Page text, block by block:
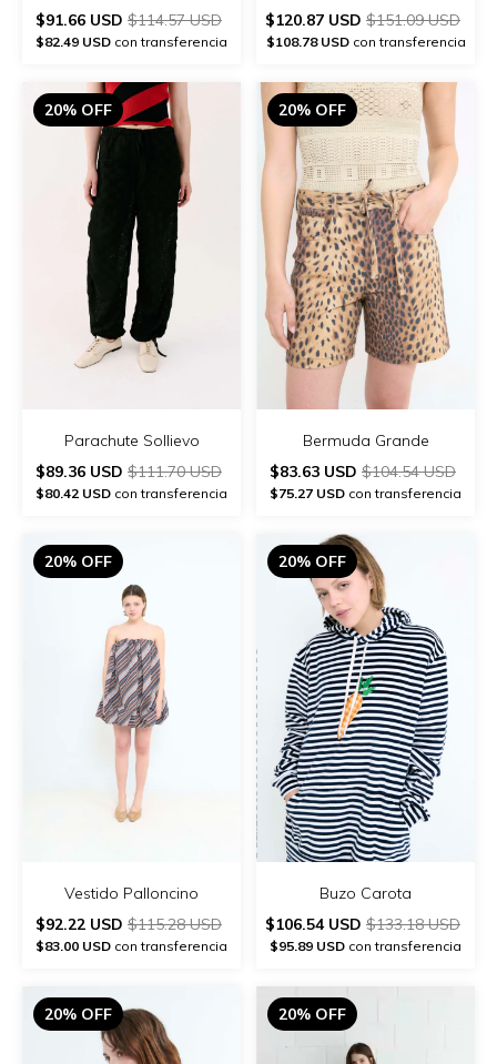
$91.66 USD $114.57 USD
$82.49 USD con transferencia
$120.87 USD $151.09 USD
$108.78 USDcon transferencia
20% OFF
Parachute Sollievo
$89.36 USD $111.70 USD
$80.42 USD con transferencia
20% OFF
Bermuda Grande
$83.63 USD $104.54 USD
$75.27 USD con transferencia
20% OFF
Vestido Palloncino
$92.22 USD $115.28 USD
$83.00 USD con transferencia
20% OFF
Buzo Carota
$106.54 USD $133.18 USD
$95.89 USD con transferencia
20% OFF 20% OFF